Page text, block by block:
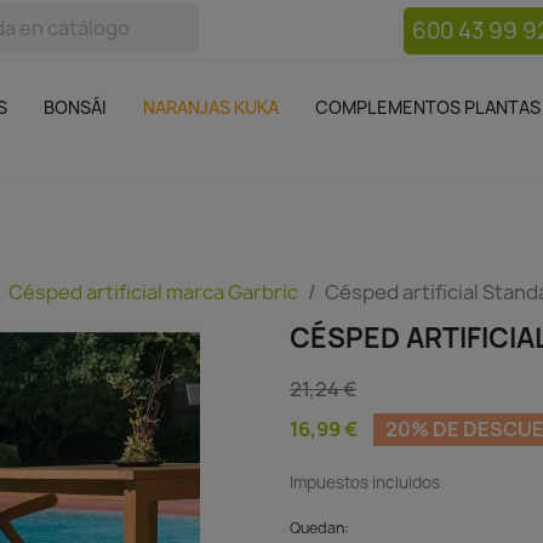
600 43 99
BONSÁI NARANJAS KUKA COMPLEMENTOS PLANTAS
Complementos plantas
Césped artificial marca Garbric Césped artificial
CÉSPED
21,24 €
16,99 €
20% DE
Impuestos incluidos
Quedan: